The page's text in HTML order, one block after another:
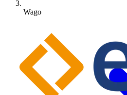
Wago